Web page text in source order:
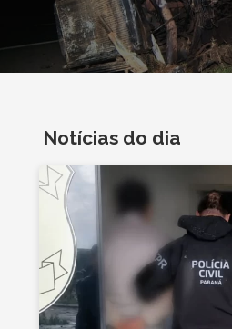
Notícias do dia